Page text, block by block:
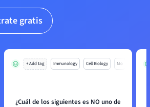
gratis
+ Add tag Immunology Cell Biology Mo
¿Cuál de los siguientes es NO uno de